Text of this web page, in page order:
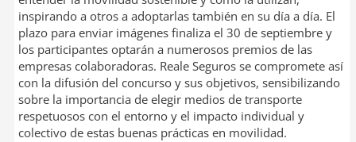
inspirando a otros a adoptarlas también en su día a día. El
plazo para enviar imágenes finaliza el 30 de septiembre y
los participantes optarán a numerosos premios de las
empresas colaboradoras. Reale Seguros se compromete así
con la difusión del concurso y sus objetivos, sensibilizando
sobre la importancia de elegir medios de transporte
respetuosos con el entorno y el impacto individual y
colectivo de estas buenas prácticas en movilidad.